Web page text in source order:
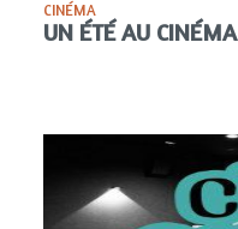
CINÉMA
UN ÉTÉ AU CINÉMA